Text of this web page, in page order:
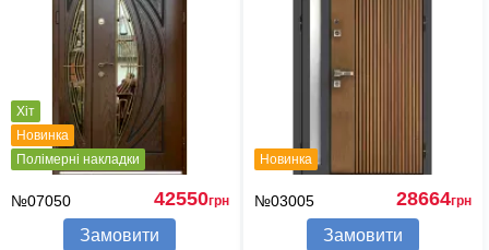
Хіт
Новинка
Полімерні накладки
№07050 42550грн
Замовити
Новинка
№03005 28664грн
Замовити